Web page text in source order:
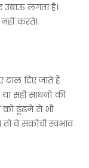
लगता है।
करते।
दिए जाते हैं
सही साधनों की
को ढूंढने से भी
वे संकोची स्वभाव